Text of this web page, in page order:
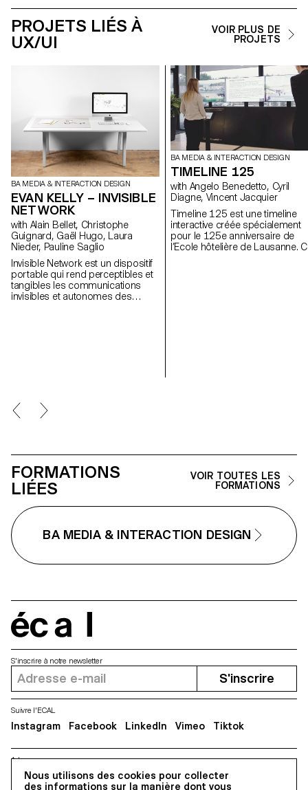
PROJETS LIÉS À
UX/UI
VOIR PLUS DE
PROJETS
BA MEDIA & INTERACTION DESIGN
EVAN KELLY – INVISIBLE
NETWORK
with Alain Bellet, Christophe
Guignard, Gaël Hugo, Laura
Nieder, Pauline Saglio
Invisible Network est un dispositif
portable qui rend perceptibles et
tangibles les communications
invisibles et autonomes des
transmet des bribes de ses
communications continues et
BA MEDIA & INTERACTION DESIGN
TIMELINE 125
with Angelo Benedetto, Cyril
Diagne, Vincent Jacquier
Timeline 125 est une timeline
interactive créée spécialement
pour le 125e anniversaire de
l’Ecole hôtelière de Lausanne.
FORMATIONS
LIÉES
VOIR TOUTES LES
FORMATIONS
BA MEDIA & INTERACTION DESIGN
Nous utilisons des cookies pour collecter
des informations sur la manière dont vous
Adresse
5, avenue du Temple, CH-1020 Renens
S'inscrire à notre newsletter
S'inscrire
Suivre l'ECAL
Instagram Facebook LinkedIn Vimeo Tiktok